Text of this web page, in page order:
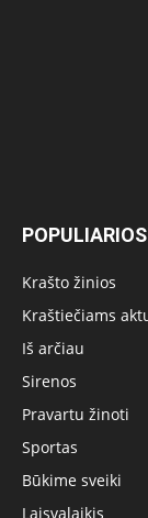
Krašto žinios
Kraštiečiams
Iš arčiau
Sirenos
Pravartu žinoti
Sportas
Būkime sveiki
Laisvalaikis